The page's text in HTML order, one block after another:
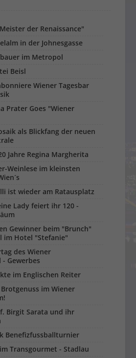
der Renaissance"
in der Johnesgasse
im Metropol
Beisl
Wiener Tagesbar
Prater Goes "Wiener
als Blickfang der neuen
Jahre Regina Margherita
Weinlese im kleinsten
ist wieder am Ratausplatz
Lady feiert ihr 120 -
Gewinner beim "Brunch"
im Hotel "Stefanie"
des Wiener
Gewerbes
im Englischen Reiter
im Wiener
Birgit Sarata und ihr
Benefizfussballturnier
Transgourmet - Stadlau